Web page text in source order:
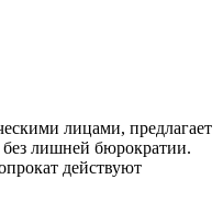
лицами, предлагает
лишней бюрократии.
действуют